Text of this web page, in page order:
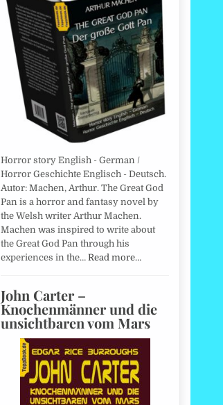
Horror story English - German /
Horror Geschichte Englisch - Deutsch.
Autor: Machen, Arthur. The Great God
Pan is a horror and fantasy novel by
the Welsh writer Arthur Machen.
Machen was inspired to write about
the Great God Pan through his
experiences in the… Read more…
John Carter –
Knochenmänner und die
unsichtbaren vom Mars